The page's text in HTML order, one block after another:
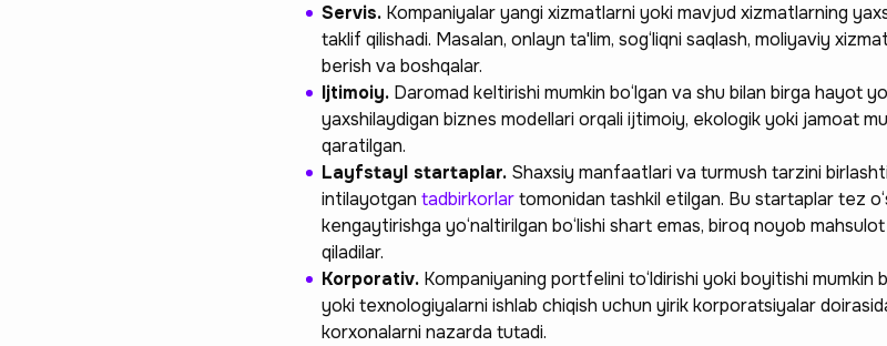
Servis. Kompaniyalar yangi xizmatlarni yoki mavjud xizmatlarning
taklif qilishadi. Masalan, onlayn ta'lim, sog‘liqni saqlash, moliyaviy
berish va boshqalar.
Ijtimoiy. Daromad keltirishi mumkin bo‘lgan va shu bilan birga hayot
yaxshilaydigan biznes modellari orqali ijtimoiy, ekologik yoki jamoat
qaratilgan.
Layfstayl startaplar. Shaxsiy manfaatlari va turmush tarzini
intilayotgan tadbirkorlartomonidan tashkil etilgan. Bu startaplar tez
kengaytirishga yo‘naltirilgan bo‘lishi shart emas, biroq noyob
qiladilar.
Korporativ. Kompaniyaning portfelini to‘ldirishi yoki boyitishi mumkin
yoki texnologiyalarni ishlab chiqish uchun yirik korporatsiyalar
korxonalarni nazarda tutadi.
Ravnaqimizga hissa qo'shing —
so‘rovnomada qatnashing ❤️
boshlash